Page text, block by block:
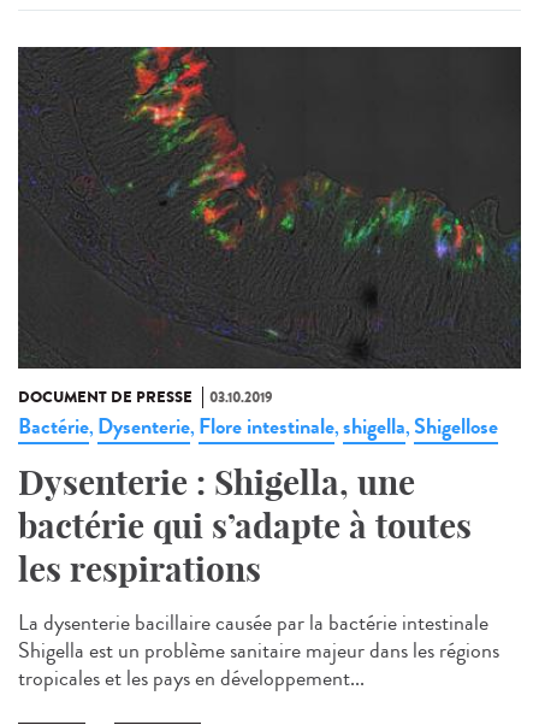
DOCUMENT DE PRESSE 03.10.2019
Bactérie, Dysenterie, Flore intestinale,shigella,Shigellose
Dysenterie : Shigella, une
bactérie qui s’adapte à toutes
les respirations
La dysenterie bacillaire causée par la bactérie intestinale
Shigella est un problème sanitaire majeur dans les régions
tropicales et les pays en développement...